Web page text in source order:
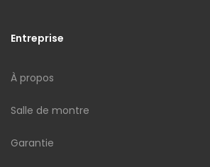
Entreprise
À propos
Salle de montre
Garantie